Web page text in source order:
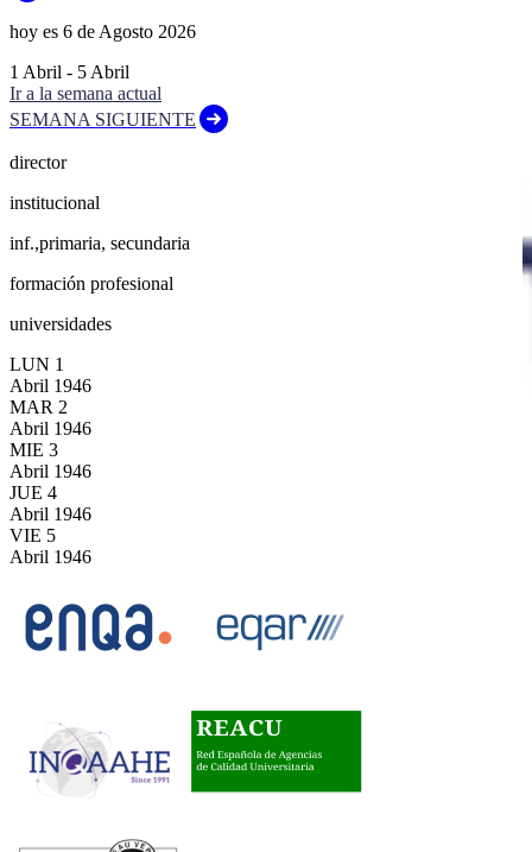
hoy es 6 de Agosto 2026
1 Abril - 5 Abril
Ir a la semana actual
SEMANA SIGUIENTE
director
institucional
inf.,primaria, secundaria
formación profesional
universidades
LUN 1
Abril 1946
MAR 2
Abril 1946
MIE 3
Abril 1946
JUE 4
Abril 1946
VIE 5
Abril 1946